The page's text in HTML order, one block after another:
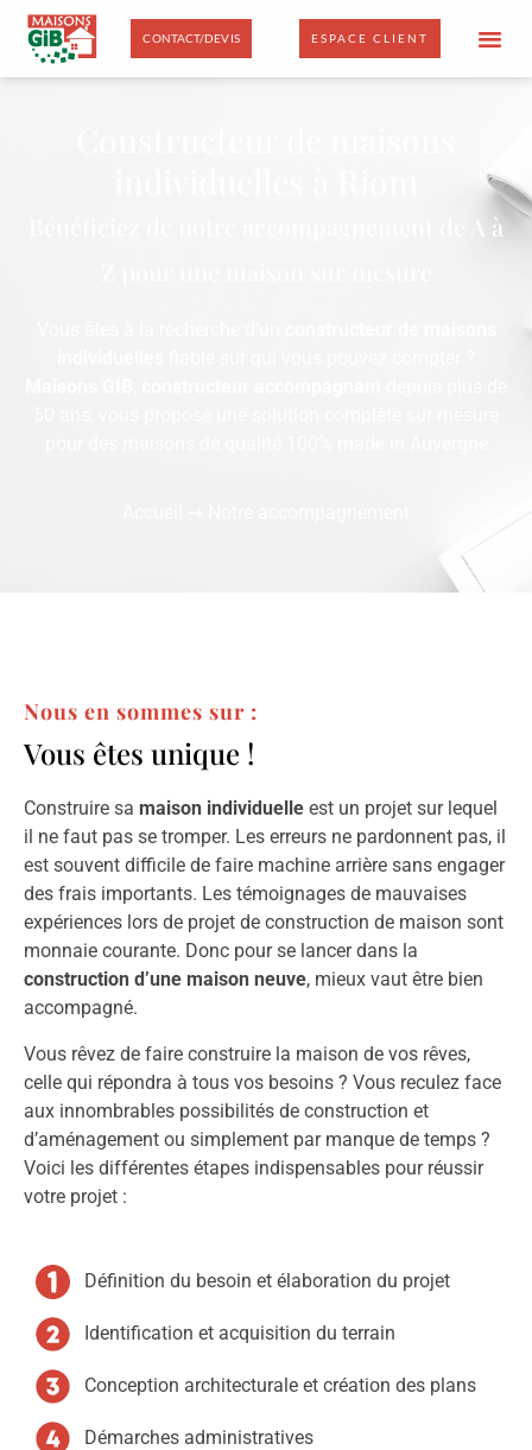
CONTACT/DEVIS ESPACE CLIENT
Bénéficiez de notre accompagnement de A à
Nous en sommes sur :
Vous êtes unique !
Construire sa maison individuelle est un projet sur lequel
il ne faut pas se tromper. Les erreurs ne pardonnent pas, il
est souvent difficile de faire machine arrière sans engager
des frais importants. Les témoignages de mauvaises
expériences lors de projet de construction de maison sont
monnaie courante. Donc pour se lancer dans la
construction d’une maison neuve, mieux vaut être bien
accompagné.
Vous rêvez de faire construire la maison de vos rêves,
celle qui répondra à tous vos besoins ? Vous reculez face
aux innombrables possibilités de construction et
d’aménagement ou simplement par manque de temps ?
Voici les différentes étapes indispensables pour réussir
votre projet :
Définition du besoin et élaboration du projet
Identification et acquisition du terrain
Conception architecturale et création des plans
Démarches administratives